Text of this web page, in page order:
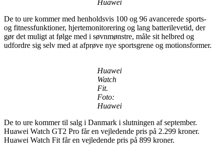
Huawei
De to ure kommer med henholdsvis 100 og 96 avancerede sports-
og fitnessfunktioner, hjertemonitorering og lang batterilevetid, der
gør det muligt at følge med i søvnmønstre, måle sit helbred og
udfordre sig selv med at afprøve nye sportsgrene og motionsformer.
Huawei
Watch
Fit.
Foto:
Huawei
De to ure kommer til salg i Danmark i slutningen af september.
Huawei Watch GT2 Pro får en vejledende pris på 2.299 kroner.
Huawei Watch Fit får en vejledende pris på 899 kroner.